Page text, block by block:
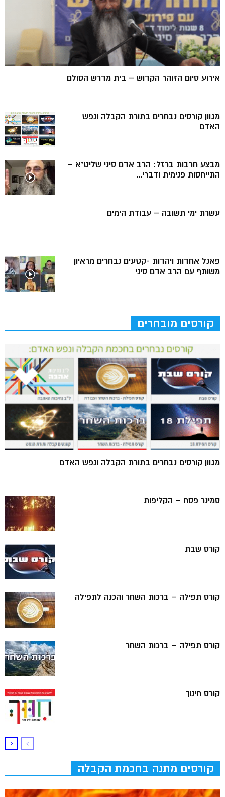
אירוע סיום הזוהר הקדוש – בית מדרש הסולם
מגוון קורסים נבחרים בתורת הקבלה ונפש
האדם
מבצע חרבות ברזל: הרב אדם סיני שליט”א –
התייחסות פנימית ודברי...
עשרת ימי תשובה – עבודת הימים
פאנל אחדות ויהדות -קטעים נבחרים מראיון
משותף עם הרב אדם סיני
קורסים מובחרים
מגוון קורסים נבחרים בתורת הקבלה ונפש האדם
סמינר פסח – הקליפות
קורס שבת
קורס תפילה – ברכות השחר והכנה לתפילה
קורס תפילה – ברכות השחר
קורס חינוך
קורסים מתנה בחכמת הקבלה